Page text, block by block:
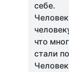
себе.
что
стали